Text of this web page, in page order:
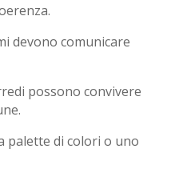
devono comunicare
possono convivere
palette di colori o uno